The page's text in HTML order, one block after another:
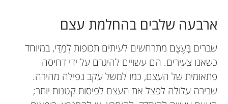
ארבעה שלבים בהחלמת עצם
שברים בָּעֶצֶם מתרחשים לעיתים תכופות לְמַדַּי, במיוחד
כשאנו צעירים. הם עשויים להיגרם על ידי דחיסה
פתאומית של העצם, כמו למשל עקב נפילה מהירה.
שבירה עלולה לפצל את העצם לפיסות קטנות יותר;